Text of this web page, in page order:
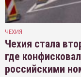
ЧЕХИЯ
Чехия стала
где
российскими